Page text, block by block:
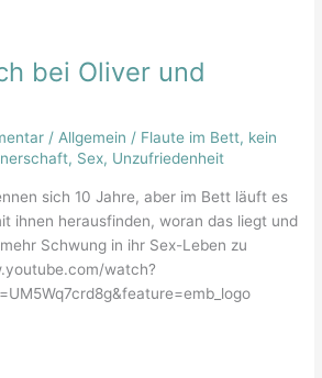
bei Oliver und
/ Allgemein / Flaute im Bett, kein
, Sex, Unzufriedenheit
sich 10 Jahre, aber im Bett läuft es
ihnen herausfinden, woran das liegt und
Schwung in ihr Sex-Leben zu
watch?